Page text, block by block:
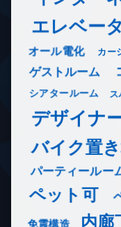
エレベー
オール電化 カー
ゲストルーム
シアタールーム ス
デザイナ
バイク置
パーティールー
ペット可
免震構造 内廊